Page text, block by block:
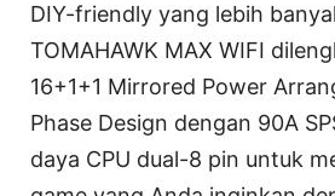
DIY-friendly yang lebih
TOMAHAWK MAX WIFI
16+1+1 Mirrored Power
Phase Design dengan 90A
daya CPU dual-8 pin untuk